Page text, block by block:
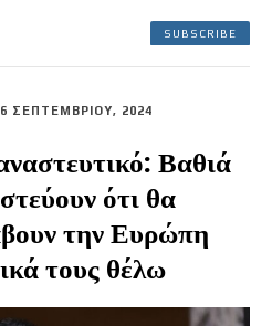
SUBSCRIBE
ΣΕΠΤΕΜΒΡΙΟΥ, 2024
Βαθιά
ότι θα
την Ευρώπη
τους θέλω